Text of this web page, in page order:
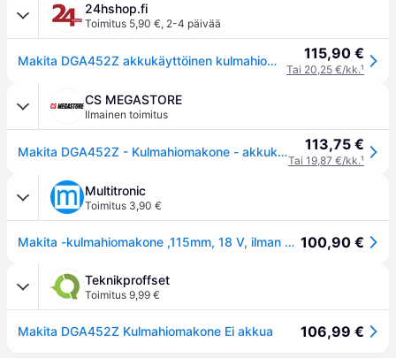
24hshop.fi
Toimitus 5,90 €, 2-4 päivää
Makita DGA452Z akkukäyttöinen kulmahiomakone (yksittäispakkaus) 115,90 €
Tai 20,25 €/kk.¹
CS MEGASTORE
Ilmainen toimitus
Makita DGA452Z - Kulmahiomakone - akkukäyttöinen - 115 mm - ei akkua - 18 V 113,75 €
Tai 19,87 €/kk.¹
Multitronic
Toimitus 3,90 €
Makita -kulmahiomakone ,115mm, 18 V, ilman akkua ja laturia 100,90 €
Teknikproffset
Toimitus 9,99 €
Makita DGA452Z Kulmahiomakone Ei akkua 106,99 €